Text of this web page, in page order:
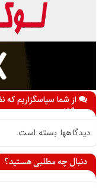
از شما سپاسگزاریم که
می گذارید
دیدگاهها بسته است.
دنبال چه مطلبی هستید؟